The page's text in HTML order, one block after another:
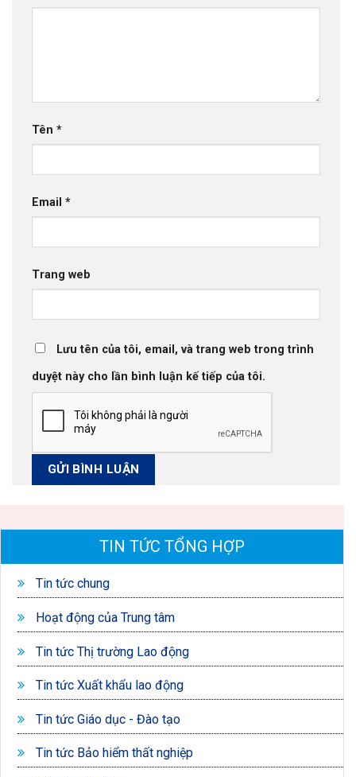
Tên *
Email *
Trang web
Lưu tên của tôi, email, và trang web trong trình
duyệt này cho lần bình luận kế tiếp của tôi.
TIN TỨC TỔNG HỢP
Tin tức chung
Hoạt động của Trung tâm
Tin tức Thị trường Lao động
Tin tức Xuất khẩu lao động
Tin tức Giáo dục - Đào tạo
Tin tức Bảo hiểm thất nghiệp